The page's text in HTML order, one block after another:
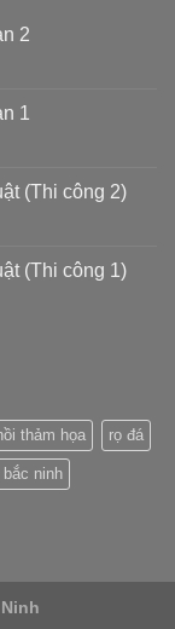
2
1
(Thi công 2)
(Thi công 1)
thảm họa rọ đá
ninh